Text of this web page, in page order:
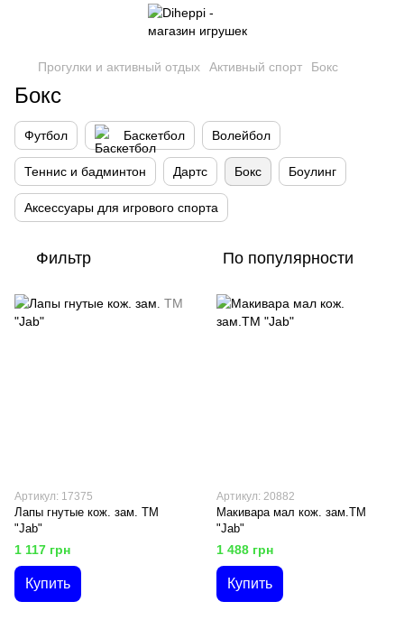
Прогулки и активный отдых Активный спорт Бокс
Бокс
Футбол Баскетбол Волейбол
Теннис и бадминтон Дартс Бокс Боулинг
Аксессуары для игрового спорта
Фильтр По популярности
Артикул: 17375
Лапы гнутые кож. зам. ТМ
"Jab"
1 117 грн
Купить
Артикул: 20882
Макивара мал кож. зам.ТМ
"Jab"
1 488 грн
Купить